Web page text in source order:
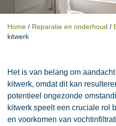
Home / Reparatie en onderhoud /
kitwerk
Het is van belang om
kitwerk, omdat dit kan
potentieel ongezonde
kitwerk speelt een cruciale rol
en voorkomen van